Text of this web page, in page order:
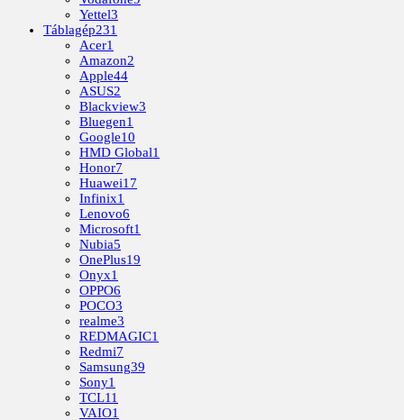
Yettel3
Táblagép231
Acer1
Amazon2
Apple44
ASUS2
Blackview3
Bluegen1
Google10
HMD Global1
Honor7
Huawei17
Infinix1
Lenovo6
Microsoft1
Nubia5
OnePlus19
Onyx1
OPPO6
POCO3
realme3
REDMAGIC1
Redmi7
Samsung39
Sony1
TCL11
VAIO1